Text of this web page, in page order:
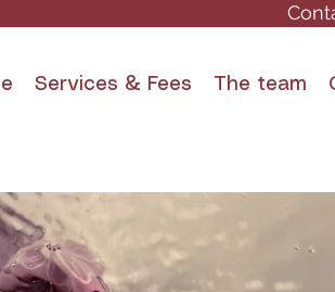
Services & Fees The team